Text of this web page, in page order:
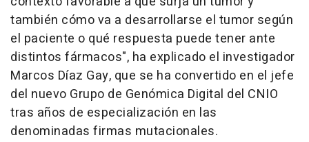
también cómo va a desarrollarse el tumor según
el paciente o qué respuesta puede tener ante
distintos fármacos", ha explicado el investigador
Marcos Díaz Gay, que se ha convertido en el jefe
del nuevo Grupo de Genómica Digital del CNIO
tras años de especialización en las
denominadas firmas mutacionales.